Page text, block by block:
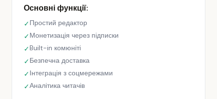
Основні функції:
✓Простий редактор
✓Монетизація через підписки
✓Built-in комюніті
✓Безпечна доставка
✓Інтеграція з соцмережами
✓Аналітика читачів